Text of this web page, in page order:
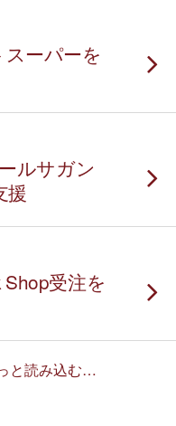
ーパーを
ルサガン
援
受注を
と読み込む…